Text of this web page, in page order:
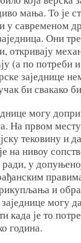
мања. То је
у савременом
Они
откривају
(а по потреби
заједнице
би свакако
могу
На првом
тековину и
на нивоу
у
и
заједнице могу
када је то
година.